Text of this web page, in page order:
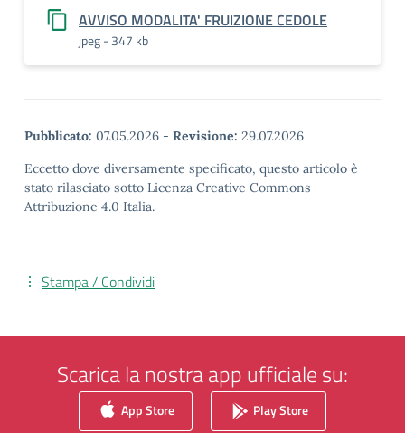
AVVISO MODALITA' FRUIZIONE CEDOLE
jpeg - 347 kb
Pubblicato: 07.05.2026 - Revisione: 29.07.2026
Eccetto dove diversamente specificato, questo articolo è
stato rilasciato sotto Licenza Creative Commons
Attribuzione 4.0 Italia.
Stampa / Condividi
Scarica la nostra app ufficiale su:
App Store Play Store